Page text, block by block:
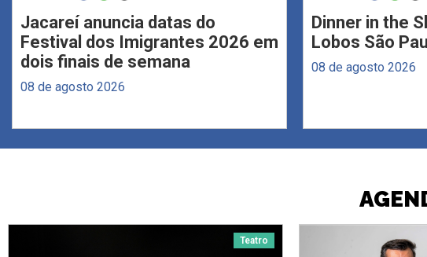
Jacareí anuncia datas do
Festival dos Imigrantes 2026 em
dois finais de semana
08 de agosto 2026
Dinner in the
Lobos São
08 de agosto 2026
Teatro